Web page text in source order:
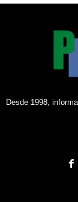
Desde 1998,